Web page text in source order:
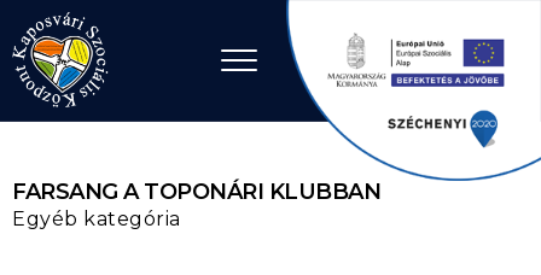
Ugrás a tartalomhoz
FARSANG A TOPONÁRI KLUBBAN
Egyéb kategória